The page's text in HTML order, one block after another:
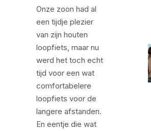
Onze zoon had al
een tijdje plezier
van zijn houten
loopfiets, maar nu
werd het toch echt
tijd voor een wat
comfortabelere
loopfiets voor de
langere afstanden.
En eentje die wat